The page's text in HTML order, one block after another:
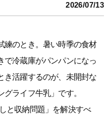
2026/07/13
練のとき。暑い時季の食材
で冷蔵庫がパンパンになっ
き活躍するのが、未開封な
ライフ牛乳」です。
と収納問題」を解決すべ